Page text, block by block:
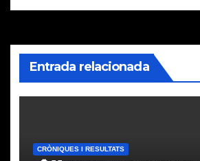
Entrada relacionada
CRÒNIQUES I RESULTATS